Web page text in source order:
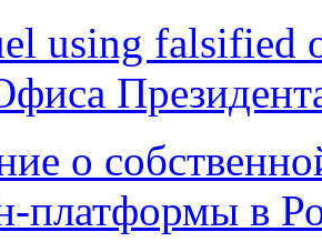
using falsified
о
платформы в